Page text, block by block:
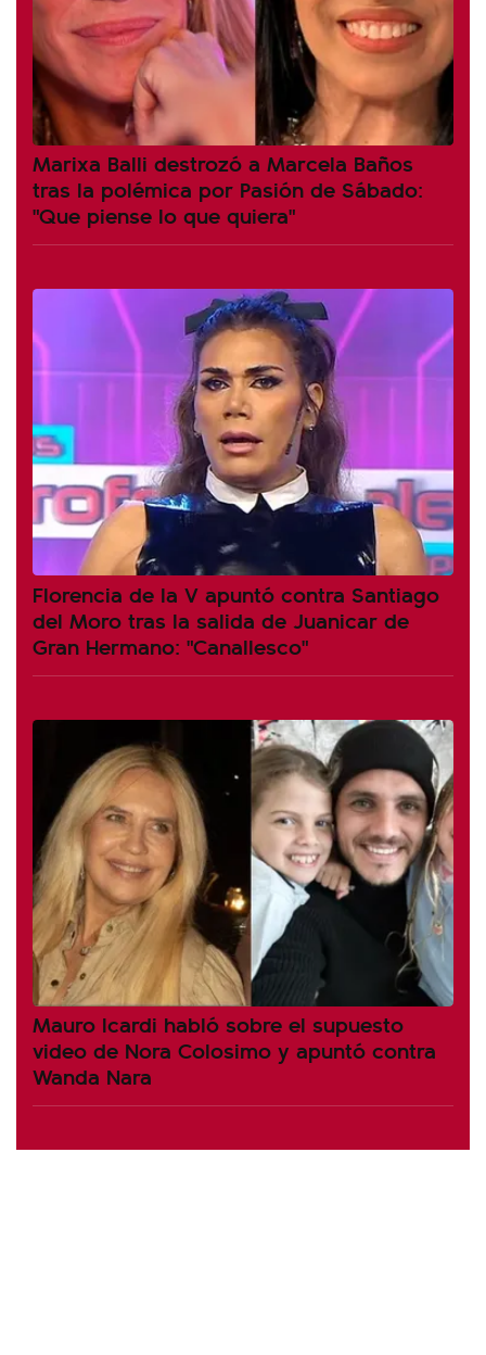
Marixa Balli destrozó a Marcela Baños
tras la polémica por Pasión de Sábado:
"Que piense lo que quiera"
Florencia de la V apuntó contra Santiago
del Moro tras la salida de Juanicar de
Gran Hermano: "Canallesco"
Mauro Icardi habló sobre el supuesto
video de Nora Colosimo y apuntó contra
Wanda Nara